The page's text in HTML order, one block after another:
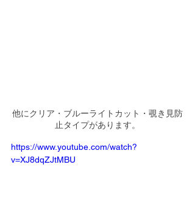
他にクリア・ブルーライトカット・覗き見防
止タイプがあります。
https://www.youtube.com/watch?
v=XJ8dqZJtMBU